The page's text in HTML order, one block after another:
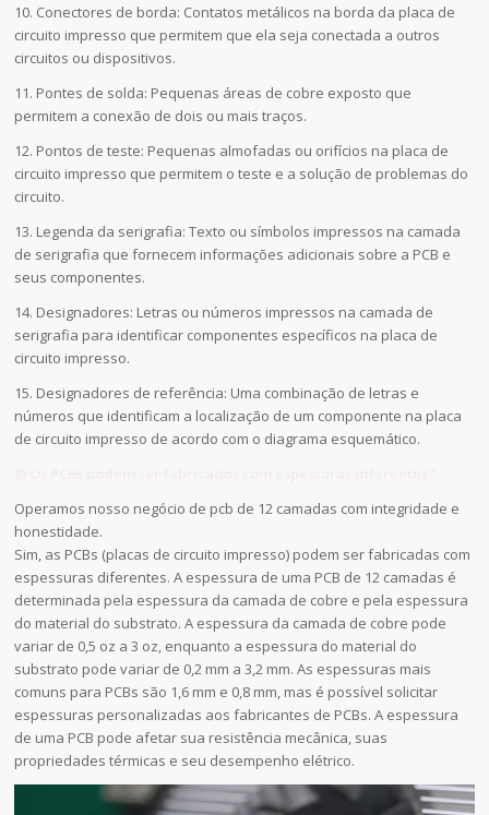
10. Conectores de borda: Contatos metálicos na borda da placa de
circuito impresso que permitem que ela seja conectada a outros
circuitos ou dispositivos.
11. Pontes de solda: Pequenas áreas de cobre exposto que
permitem a conexão de dois ou mais traços.
12. Pontos de teste: Pequenas almofadas ou orifícios na placa de
circuito impresso que permitem o teste e a solução de problemas do
circuito.
13. Legenda da serigrafia: Texto ou símbolos impressos na camada
de serigrafia que fornecem informações adicionais sobre a PCB e
seus componentes.
14. Designadores: Letras ou números impressos na camada de
serigrafia para identificar componentes específicos na placa de
circuito impresso.
15. Designadores de referência: Uma combinação de letras e
números que identificam a localização de um componente na placa
de circuito impresso de acordo com o diagrama esquemático.
Operamos nosso negócio de pcb de 12 camadas com integridade e
honestidade.
Sim, as PCBs (placas de circuito impresso) podem ser fabricadas com
espessuras diferentes. A espessura de uma PCB de 12 camadas é
determinada pela espessura da camada de cobre e pela espessura
do material do substrato. A espessura da camada de cobre pode
variar de 0,5 oz a 3 oz, enquanto a espessura do material do
substrato pode variar de 0,2 mm a 3,2 mm. As espessuras mais
comuns para PCBs são 1,6 mm e 0,8 mm, mas é possível solicitar
espessuras personalizadas aos fabricantes de PCBs. A espessura
de uma PCB pode afetar sua resistência mecânica, suas
propriedades térmicas e seu desempenho elétrico.